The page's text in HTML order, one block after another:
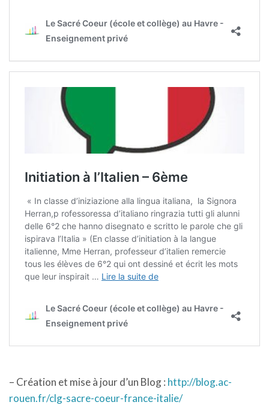
– Création et mise à jour d’un Blog : http://blog.ac-
rouen.fr/clg-sacre-coeur-france-italie/